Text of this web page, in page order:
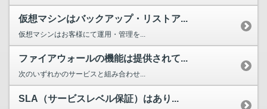
仮想マシンはバックアップ・リストア...
仮想マシンはお客様にて運用・管理を...
ファイアウォールの機能は提供されて...
次のいずれかのサービスと組み合わせ...
SLA（サービスレベル保証）はあり...